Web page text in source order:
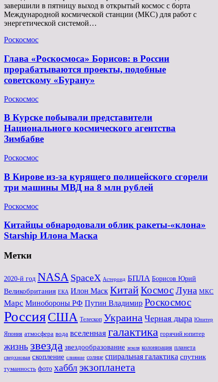
завершили в пятницу выход в открытый космос с борта
Международной космической станции (МКС) для работ с
энергетической системой…
Роскосмос
Глава «Роскосмоса» Борисов: в России
прорабатываются проекты, подобные
советскому «Бурану»
Роскосмос
В Курске побывали представители
Национального космического агентства
Зимбабве
Роскосмос
В Кирове из-за курящего полицейского сгорели
три машины МВД на 8 млн рублей
Роскосмос
Китайцы обнародовали облик ракеты-«клона»
Starship Илона Маска
Метки
2020-й год NASA SpaceX Астероид БПЛА Борисов Юрий
Великобритания ЕКА Илон Маск КитайКосмосЛуна МКС
Марс Минoбороны РФ Путин Владимир Роскосмос
РоссияСША Телескоп Украина Черная дыра Юпитер
Япония атмосфера вода вселенная галактика горячий юпитер
жизнь звезда звездообразование земля колонизация планета
сверхновая скопление слияние солнце спиральная галактика спутник
туманность фото хаббл экзопланета